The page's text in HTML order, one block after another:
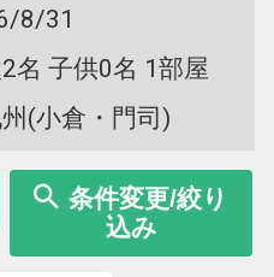
8/31
名 子供0名 1部屋
(小倉・門司)
条件変更/絞り
込み